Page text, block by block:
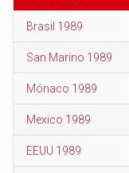
Brasil 1989
San Marino 1989
Mónaco 1989
Mexico 1989
EEUU 1989